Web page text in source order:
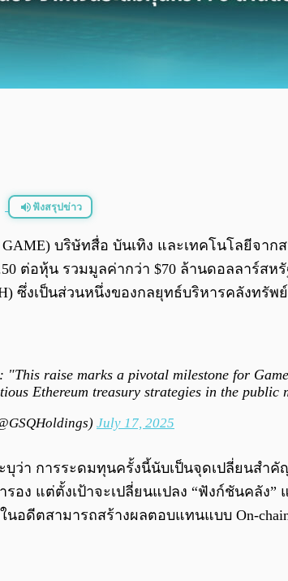
ฟังสรุปข่าว
GAME) บริษัทสื่อ บันเทิง และเทคโนโล
ต่อหุ้น รวมมูลค่ากว่า $70 ล้านดอลลาร์
ซึ่งเป็นส่วนหนึ่งของกลยุทธ์บริหารคลังทรั
: "This raise marks a pivotal milestone for
Ethereum treasury strategies in the public
July 17, 2025
ระบุว่า การระดมทุนครั้งนี้นับเป็นจุดเปลี่ยนส
อง แต่ตั้งเป้าจะเปลี่ยนแปลง “ฟังก์ชันคลัง
อดีตสามารถสร้างผลตอบแทนแบบ On-chain